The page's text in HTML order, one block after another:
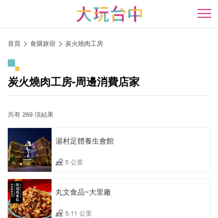
開
首頁 食購旅宿 炭火燒肉工房
炭火燒肉工房-周邊消費店家
共有 269 項結果
湯村足體養生會館
5 公里
丸文食品~大里廠
5.11 公里